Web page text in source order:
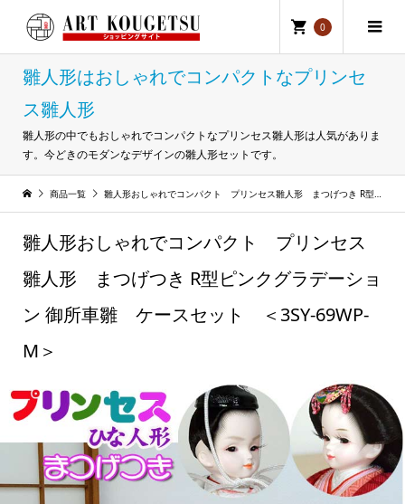
0
雛人形はおしゃれでコンパクトなプリンセ
ス雛人形
雛人形の中でもおしゃれでコンパクトなプリンセス雛人形は人気がありま
す。今どきのモダンなデザインの雛人形セットです。
商品一覧 雛人形おしゃれでコンパクト プリンセス雛人形 まつげつき R型ピンクグラデーション 御所車雛 ケースセット ＜3SY-69WP-M＞
雛人形おしゃれでコンパクト プリンセス
雛人形 まつげつき R型ピンクグラデーショ
ン 御所車雛 ケースセット ＜3SY-69WP-
M＞